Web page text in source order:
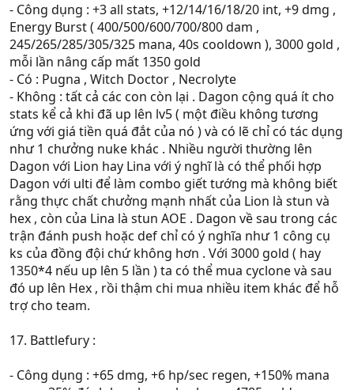
- Công dụng : +3 all stats, +12/14/16/18/20 int, +9 dmg ,
Energy Burst ( 400/500/600/700/800 dam ,
245/265/285/305/325 mana, 40s cooldown ), 3000 gold ,
mỗi lần nâng cấp mất 1350 gold
- Có : Pugna , Witch Doctor , Necrolyte
- Không : tất cả các con còn lại . Dagon cộng quá ít cho
stats kể cả khi đã up lên lv5 ( một điều không tương
ứng với giá tiền quá đắt của nó ) và có lẽ chỉ có tác dụng
như 1 chưởng nuke khác . Nhiều người thường lên
Dagon với Lion hay Lina với ý nghĩ là có thể phối hợp
Dagon với ulti để làm combo giết tướng mà không biết
rằng thực chất chưởng mạnh nhất của Lion là stun và
hex , còn của Lina là stun AOE . Dagon về sau trong các
trận đánh push hoặc def chỉ có ý nghĩa như 1 công cụ
ks của đồng đội chứ không hơn . Với 3000 gold ( hay
1350*4 nếu up lên 5 lần ) ta có thể mua cyclone và sau
đó up lên Hex , rồi thậm chi mua nhiều item khác để hỗ
trợ cho team.
17. Battlefury :
- Công dụng : +65 dmg, +6 hp/sec regen, +150% mana